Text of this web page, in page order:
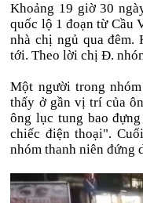
Khoảng 19 giờ 30
quốc lộ 1 đoạn từ Cầu
nhà chị ngủ qua đêm.
tới. Theo lời chị Đ.
Một người trong
thấy ở gần vị trí của
ông lục tung bao
chiếc điện thoại".
nhóm thanh niên đứng